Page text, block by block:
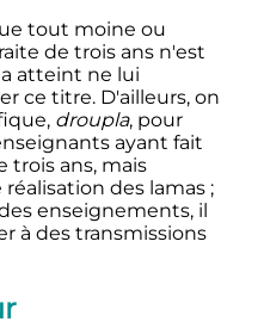
tout moine ou
de trois ans n'est
atteint ne lui
ce titre. D'ailleurs, on
droupla, pour
ayant fait
trois ans, mais
des lamas ;
enseignements, il
à des transmissions